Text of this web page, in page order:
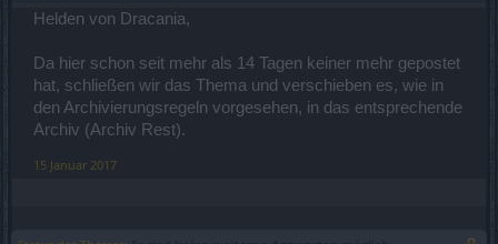
Helden von Dracania,
Da hier schon seit mehr als 14 Tagen keiner mehr gepostet
hat, schließen wir das Thema und verschieben es, wie in
den Archivierungsregeln vorgesehen, in das entsprechende
Archiv (Archiv Rest).
15 Januar 2017